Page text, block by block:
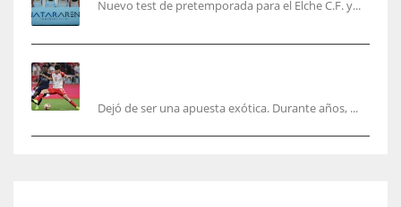
Nuevo test de pretemporada para el Elche C.F. y...
Dejó de ser una apuesta exótica. Durante años, ...